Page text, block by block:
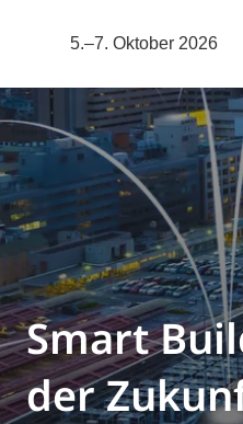
5.–7. Oktober 2026
Smart
der